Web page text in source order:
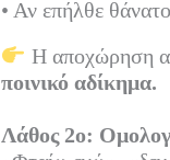
• Αν επήλθε
Η αποχώρηση
ποινικό αδίκημα.
Λάθος 2ο: